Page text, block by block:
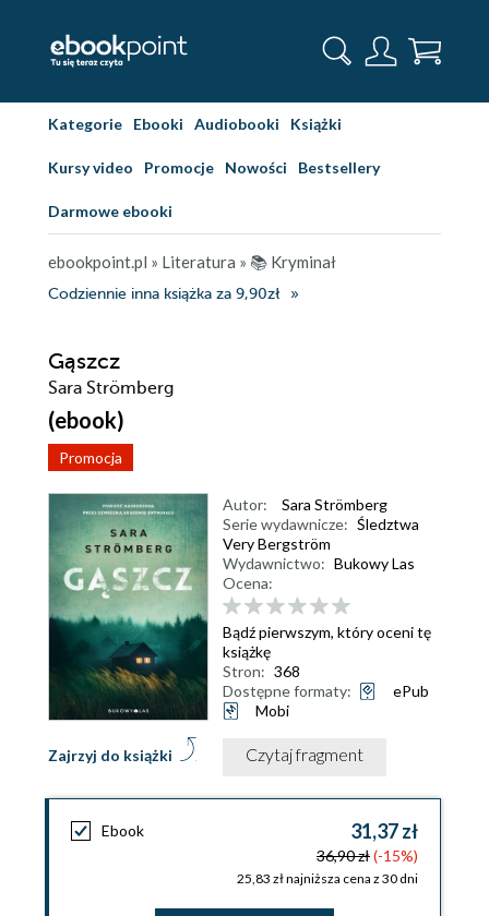
Kategorie Ebooki Audiobooki Książki
Kursy video Promocje Nowości Bestsellery
Darmowe ebooki
ebookpoint.pl » Literatura » 📚 Kryminał
Codziennie inna książka za 9,90zł
Gąszcz
Sara Strömberg
(ebook)
Promocja
Zajrzyj do książki
Autor:
Sara Strömberg
Serie wydawnicze: Śledztwa
Very Bergström
Wydawnictwo: Bukowy Las
Ocena:
Bądź pierwszym, który oceni tę
książkę
Stron: 368
Dostępne formaty:
ePub
Mobi
Czytaj fragment
Ebook 31,37 zł
36,90 zł(-15%)
25,83 zł najniższa cena z 30 dni